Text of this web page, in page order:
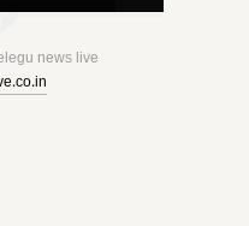
news live